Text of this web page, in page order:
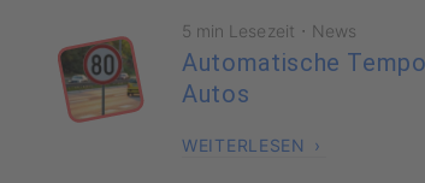
5 min Lesezeit · News
Automatische
Autos
WEITERLESEN